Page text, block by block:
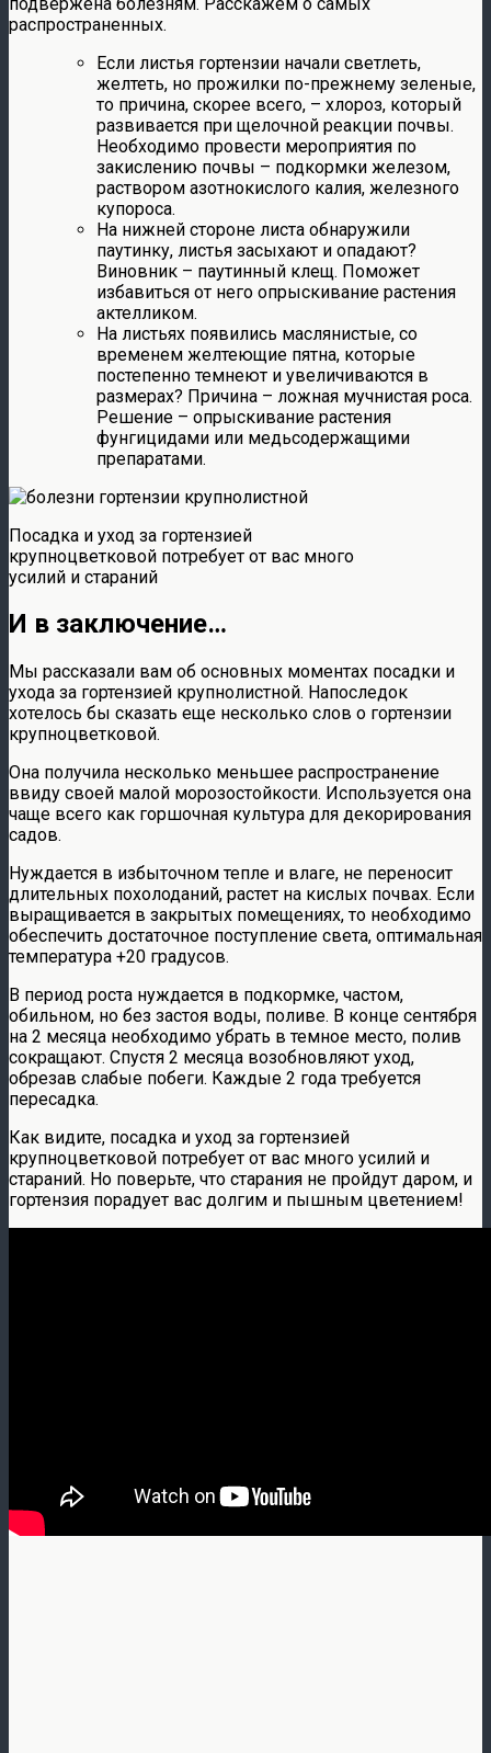
распространенных.
Если листья гортензии начали светлеть,
желтеть, но прожилки по-прежнему зеленые,
то причина, скорее всего, – хлороз, который
развивается при щелочной реакции почвы.
Необходимо провести мероприятия по
закислению почвы – подкормки железом,
раствором азотнокислого калия, железного
купороса.
На нижней стороне листа обнаружили
паутинку, листья засыхают и опадают?
Виновник – паутинный клещ. Поможет
избавиться от него опрыскивание растения
актелликом.
На листьях появились маслянистые, со
временем желтеющие пятна, которые
постепенно темнеют и увеличиваются в
размерах? Причина – ложная мучнистая роса.
Решение – опрыскивание растения
фунгицидами или медьсодержащими
препаратами.
Посадка и уход за гортензией
крупноцветковой потребует от вас много
усилий и стараний
И в заключение…
Мы рассказали вам об основных моментах посадки и
ухода за гортензией крупнолистной. Напоследок
хотелось бы сказать еще несколько слов о гортензии
крупноцветковой.
Она получила несколько меньшее распространение
ввиду своей малой морозостойкости. Используется она
чаще всего как горшочная культура для декорирования
садов.
Нуждается в избыточном тепле и влаге, не переносит
длительных похолоданий, растет на кислых почвах. Если
выращивается в закрытых помещениях, то необходимо
обеспечить достаточное поступление света, оптимальная
температура +20 градусов.
В период роста нуждается в подкормке, частом,
обильном, но без застоя воды, поливе. В конце сентября
на 2 месяца необходимо убрать в темное место, полив
сокращают. Спустя 2 месяца возобновляют уход,
обрезав слабые побеги. Каждые 2 года требуется
пересадка.
Как видите, посадка и уход за гортензией
крупноцветковой потребует от вас много усилий и
стараний. Но поверьте, что старания не пройдут даром, и
гортензия порадует вас долгим и пышным цветением!